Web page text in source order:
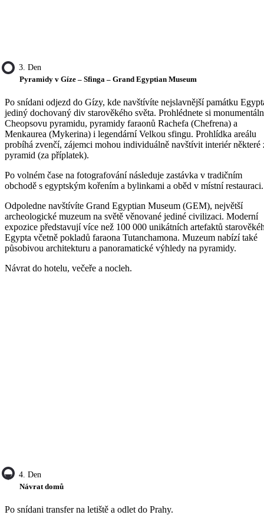
3. Den
Pyramidy v Gíze – Sfinga – Grand Egyptian Museum
Po snídani odjezd do Gízy, kde navštívíte nejslavnější památku
jediný dochovaný div starověkého světa. Prohlédnete si
Cheopsovu pyramidu, pyramidy faraonů Rachefa (Chefrena) a
Menkaurea (Mykerina) i legendární Velkou sfingu. Prohlídka areálu
probíhá zvenčí, zájemci mohou individuálně navštívit interiér některé
pyramid (za příplatek).
Po volném čase na fotografování následuje zastávka v tradičním
obchodě s egyptským kořením a bylinkami a oběd v místní restauraci.
Odpoledne navštívíte Grand Egyptian Museum (GEM), největší
archeologické muzeum na světě věnované jediné civilizaci. Moderní
expozice představují více než 100 000 unikátních artefaktů
Egypta včetně pokladů faraona Tutanchamona. Muzeum nabízí také
působivou architekturu a panoramatické výhledy na pyramidy.
Návrat do hotelu, večeře a nocleh.
4. Den
Návrat domů
Po snídani transfer na letiště a odlet do Prahy.